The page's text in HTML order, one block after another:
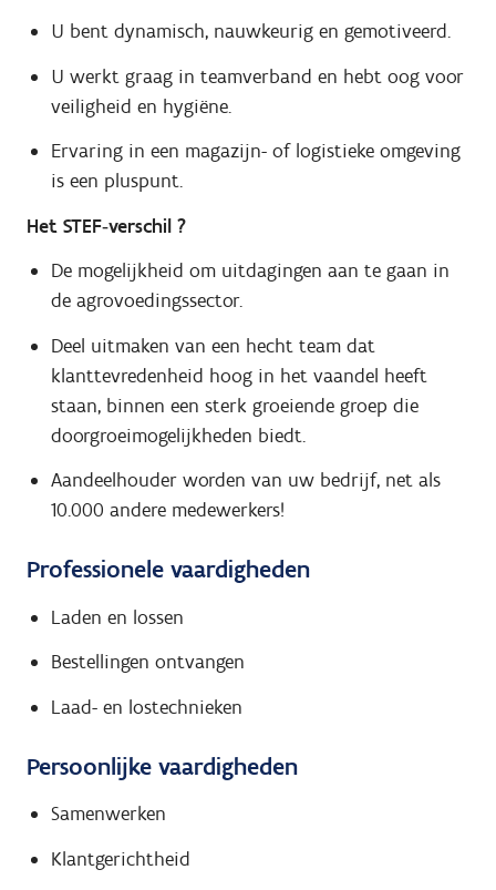
U bent dynamisch, nauwkeurig en gemotiveerd.
U werkt graag in teamverband en hebt oog voor
veiligheid en hygiëne.
Ervaring in een magazijn- of logistieke omgeving
is een pluspunt.
Het STEF‑verschil ?
De mogelijkheid om uitdagingen aan te gaan in
de agrovoedingssector.
Deel uitmaken van een hecht team dat
klanttevredenheid hoog in het vaandel heeft
staan, binnen een sterk groeiende groep die
doorgroeimogelijkheden biedt.
Aandeelhouder worden van uw bedrijf, net als
10.000 andere medewerkers!
Professionele vaardigheden
Laden en lossen
Bestellingen ontvangen
Laad- en lostechnieken
Persoonlijke vaardigheden
Samenwerken
Klantgerichtheid